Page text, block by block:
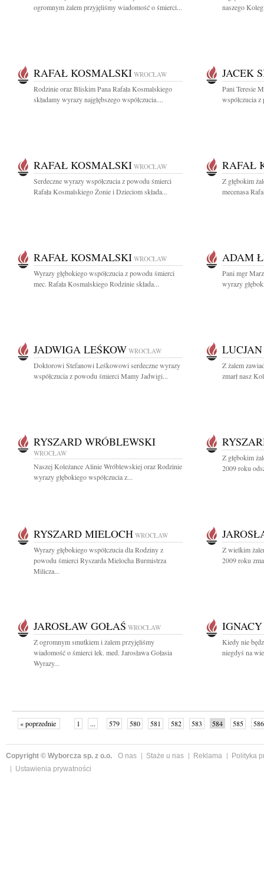
ogromnym żalem przyjęliśmy wiadomość o śmierci...
naszego
RAFAŁ KOSMALSKI WROCŁAW
Rodzinie oraz Bliskim Pana Rafała Kosmalskiego
składamy wyrazy najgłębszego współczucia....
JACEK
Pani Teresie
współczucia
RAFAŁ KOSMALSKI WROCŁAW
Serdeczne wyrazy współczucia z powodu śmierci
Rafała Kosmalskiego Żonie i Dzieciom składa...
RAFAŁ
Z głębokim
mecenasa
RAFAŁ KOSMALSKI WROCŁAW
Wyrazy głębokiego współczucia z powodu śmierci
mec. Rafała Kosmalskiego Rodzinie składa...
ADAM
Pani mgr
wyrazy
JADWIGA LEŚKOW WROCŁAW
Doktorowi Stefanowi Leśkowowi serdeczne wyrazy
współczucia z powodu śmierci Mamy Jadwigi...
Z żalem
zmarł nasz
RYSZARD WRÓBLEWSKI
WROCŁAW
Naszej Koleżance Alinie Wróblewskiej oraz Rodzinie
wyrazy głębokiego współczucia z...
Z głębokim
2009 roku
RYSZARD MIELOCH WROCŁAW
Wyrazy głębokiego współczucia dla Rodziny z
powodu śmierci Ryszarda Mielocha Burmistrza
Milicza...
Z wielkim
2009 roku
JAROSŁAW GOŁAŚ WROCŁAW
Z ogromnym smutkiem i żalem przyjęliśmy
wiadomość o śmierci lek. med. Jarosława Gołasia
Wyrazy...
Kiedy nie
niegdyś na
« poprzednie 1 ... 579 580 581 582 583 584 585
586
Copyright © Wyborcza sp. z o.o. O nas Staże u nas Reklama
Polityka
Ustawienia prywatności